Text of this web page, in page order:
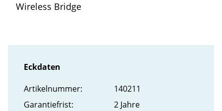
Wireless Bridge
Eckdaten
Artikel­nummer:
140211
Garantiefrist:
2 Jahre